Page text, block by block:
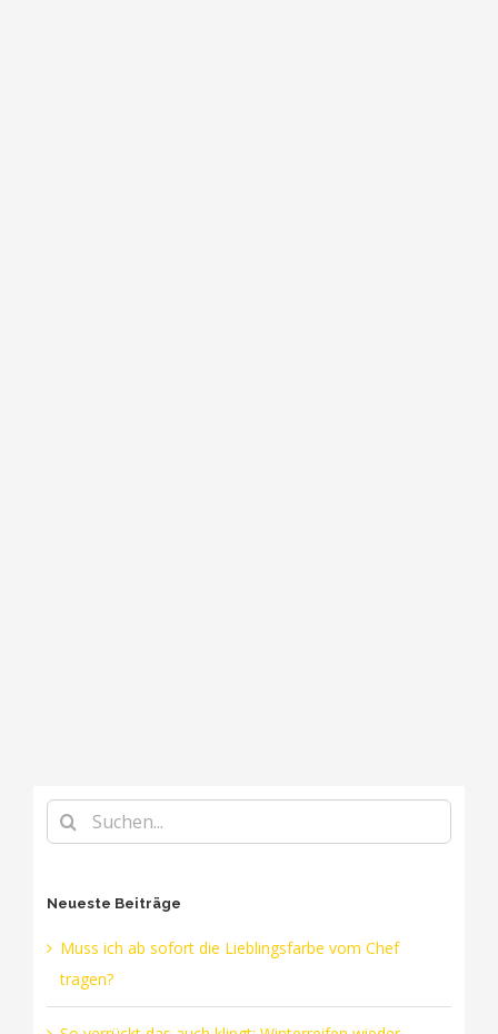
Suche
nach:
Neueste Beiträge
Muss ich ab sofort die Lieblingsfarbe vom Chef
tragen?